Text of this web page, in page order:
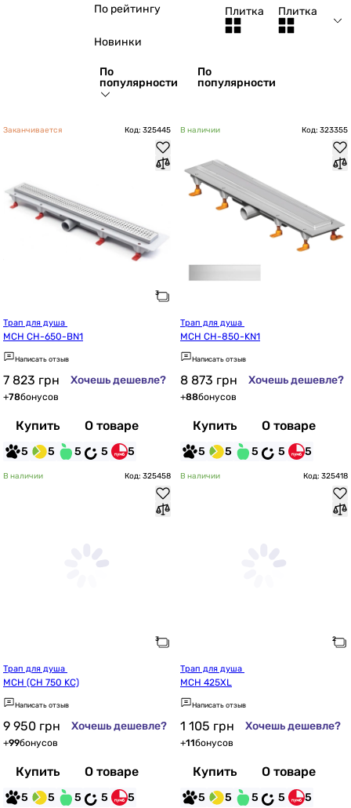
По рейтингу
Новинки
По
популярности
По
популярности
Плитка Плитка
Заканчивается Код: 325445
MCH CH-650-BN1
Написать отзыв
7 823 грн Хочешь дешевле?
+78бонусов
Купить О товаре
5 5 5 5 5
В наличии Код: 323355
MCH CH-850-KN1
Написать отзыв
8 873 грн Хочешь дешевле?
+88бонусов
Купить О товаре
5 5 5 5 5
В наличии Код: 325458
MCH (CH 750 KC)
Написать отзыв
9 950 грн Хочешь дешевле?
+99бонусов
Купить О товаре
5 5 5 5 5
В наличии Код: 325418
MCH 425XL
Написать отзыв
1 105 грн Хочешь дешевле?
+11бонусов
Купить О товаре
5 5 5 5 5